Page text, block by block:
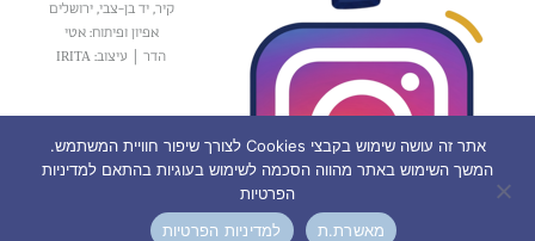
אתר זה עושה שימוש בקבצי Cookies לצורך שיפור חוויית המשתמש.
המשך השימוש באתר מהווה הסכמה לשימוש בעוגיות בהתאם למדיניות
הפרטיות
מאשרת.ת
למדיניות הפרטיות
קיר, יד בן-צבי, ירושלים
אפיון ופיתוח: אטי
הדר
עיצוב: IRITA